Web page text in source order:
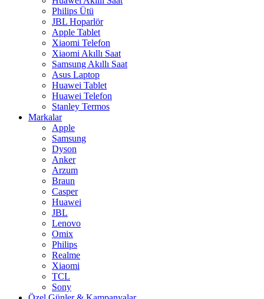
Philips Ütü
JBL Hoparlör
Apple Tablet
Xiaomi Telefon
Xiaomi Akıllı Saat
Samsung Akıllı Saat
Asus Laptop
Huawei Tablet
Huawei Telefon
Stanley Termos
Markalar
Apple
Samsung
Dyson
Anker
Arzum
Braun
Casper
Huawei
JBL
Lenovo
Omix
Philips
Realme
Xiaomi
TCL
Sony